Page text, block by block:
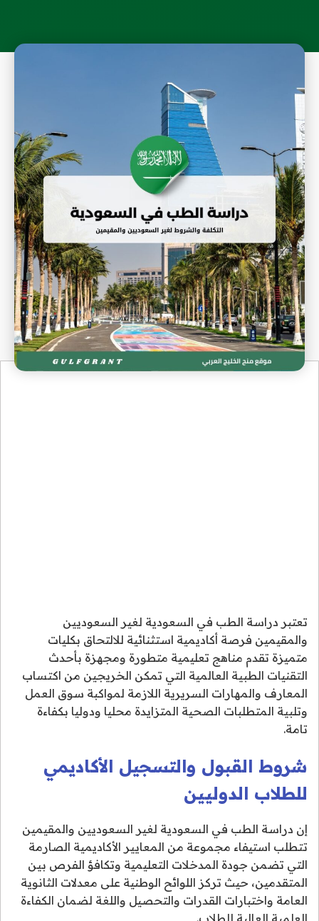
تعتبر دراسة الطب في السعودية لغير السعوديين
والمقيمين فرصة أكاديمية استثنائية للالتحاق بكليات
متميزة تقدم مناهج تعليمية متطورة ومجهزة بأحدث
التقنيات الطبية العالمية التي تمكن الخريجين من اكتساب
المعارف والمهارات السريرية اللازمة لمواكبة سوق العمل
وتلبية المتطلبات الصحية المتزايدة محليا ودوليا بكفاءة
تامة.
شروط القبول والتسجيل الأكاديمي
للطلاب الدوليين
إن دراسة الطب في السعودية لغير السعوديين والمقيمين
تتطلب استيفاء مجموعة من المعايير الأكاديمية الصارمة
التي تضمن جودة المدخلات التعليمية وتكافؤ الفرص بين
المتقدمين، حيث تركز اللوائح الوطنية على معدلات الثانوية
العامة واختبارات القدرات والتحصيل واللغة لضمان الكفاءة